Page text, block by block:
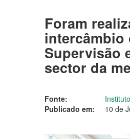
Foram
intercâmbio
Supervisão
sector da
Fonte:
Publicado em:
10 de